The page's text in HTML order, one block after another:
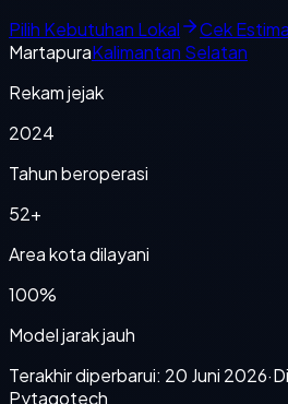
Pilih Kebutuhan Lokal
Cek
MartapuraKalimantan Selatan
Rekam jejak
2024
Tahun beroperasi
52+
Area kota dilayani
100%
Model jarak jauh
Terakhir diperbarui: 20 Juni 2026·
Pytagotech